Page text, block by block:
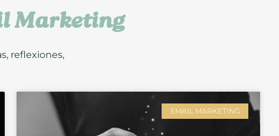
Marketing
reflexiones,
EMAIL MARKETING